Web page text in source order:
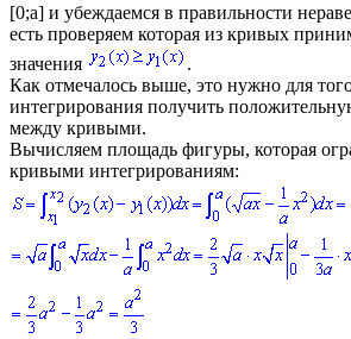
[0;a] и убеждаемся в правильности
есть проверяем которая из кривых
значения
.
Как отмечалось выше, это нужно для
интегрирования получить
между кривыми.
Вычисляем площадь фигуры, которая
кривыми интегрированиям: